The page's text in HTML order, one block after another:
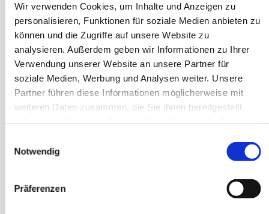
Wir verwenden Cookies, um Inhalte und Anzeigen zu
personalisieren, Funktionen für soziale Medien anbieten zu
können und die Zugriffe auf unsere Website zu
analysieren. Außerdem geben wir Informationen zu Ihrer
Verwendung unserer Website an unsere Partner für
soziale Medien, Werbung und Analysen weiter. Unsere
Partner führen diese Informationen möglicherweise mit
weiteren Daten zusammen, die Sie ihnen bereitgestellt
Notwendig
Präferenzen